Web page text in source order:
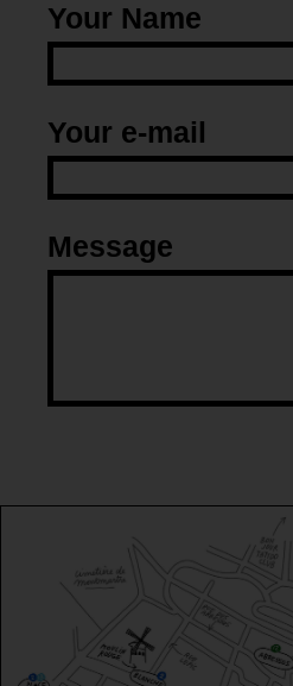
Your Name
Your e-mail
Message